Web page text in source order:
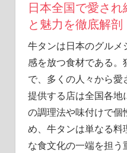
日本全国で愛さ
と魅力を徹底解剖
牛タンは日本のグルメ
感を放つ食材である。
で、多くの人々から
提供する店は全国各地
の調理法や味付けで個
め、牛タンは単なる料
な食文化の一端を担